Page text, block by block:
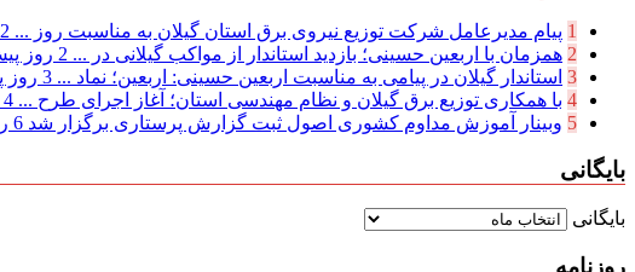
1 پیام مدیرعامل شركت توزیع نیروی برق استان گیلان به مناسبت روز ... 2 ساعت پیش
2 همزمان با اربعین حسینی؛ بازدید استاندار از مواکب گیلانی در ... 2 روز پیش
3 استاندار گیلان در پیامی به مناسبت اربعین حسینی: اربعین؛ نماد ... 3 روز پیش
4 با همکاری توزیع برق گیلان و نظام مهندسی استان؛ آغاز اجرای طرح ... 4 روز پیش
5 وبینار آموزش مداوم کشوری اصول ثبت گزارش پرستاری برگزار شد 6 روز پیش
بایگانی
بایگانی
روزنامه